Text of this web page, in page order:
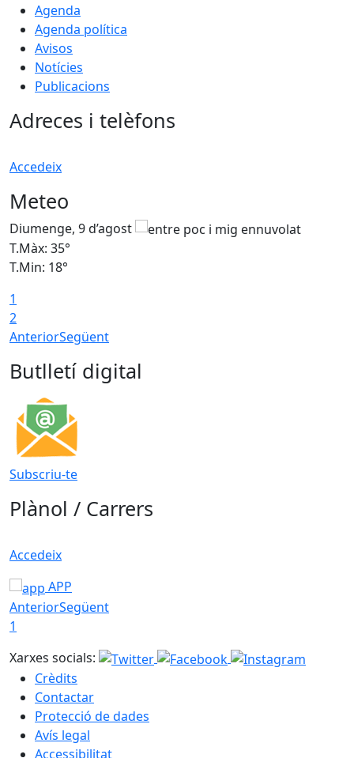
Agenda
Agenda política
Avisos
Notícies
Publicacions
Adreces i telèfons
Accedeix
Meteo
Diumenge, 9 d’agost
T.Màx: 35°
T.Min: 18°
1
2
AnteriorSegüent
Butlletí digital
Subscriu-te
Plànol / Carrers
Accedeix
APP
AnteriorSegüent
1
Xarxes socials:
Crèdits
Contactar
Protecció de dades
Avís legal
Accessibilitat